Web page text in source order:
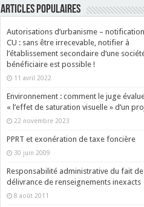
ARTICLES POPULAIRES
Autorisations d’urbanisme –
CU : sans être irrecevable, notifier à
l’établissement secondaire d’une
bénéficiaire est possible !
11 avril 2022
Environnement : comment le juge
« l’effet de saturation visuelle » d’un
22 novembre 2023
PPRT et exonération de taxe foncière
30 juin 2009
Responsabilité administrative du fait de
délivrance de renseignements inexacts
8 août 2011